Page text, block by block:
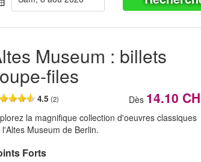
Museum : billets
files
4.5(2) Dès 14.10
la magnifique collection d'oeuvres classiques
l'Altes Museum de Berlin.
Forts